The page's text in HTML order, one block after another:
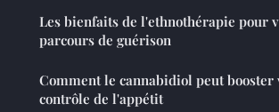
Les bienfaits de l'ethnothérapie pour
parcours de guérison
Comment le cannabidiol peut booster
contrôle de l'appétit